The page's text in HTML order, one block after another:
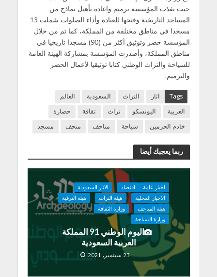
حيث نفذت المؤسسة ترميم واعادة تأهيل نماذج من
المساجد التاريخية وفتحها للعبادة وأداء الصلوات شملت 13
مسجدا في مناطق مختلفة من المملكة، كما تم من خلال
المؤسسة حصر وتوثيق أكثر من (90) مسجدا تاريخيا في
مناطق المملكة، وأصدرت المؤسسة بمشاركة الهيئة العامة
للسياحة والتراث الوطني كتابا توثيقيا لأعمال الحصر
والترميم.
Tags اثار التراث السعودية
العالم
العربية
اليونسكو تراث ثقافة
حضارة
خادم الحرمين
سياحة متاحف متحف مسجد
ربما يعجبك أيضا
اخبار عامة اقتصاد
الاثار السعودية
الاخبار المحلية
هيئة التراث
هيئة الترفية
هيئة المتاحف
وزارة الثقافة
وزارة السياحة
اليوم الوطني 91 المملكة
العربية السعودية
23 سبتمبر, 2021